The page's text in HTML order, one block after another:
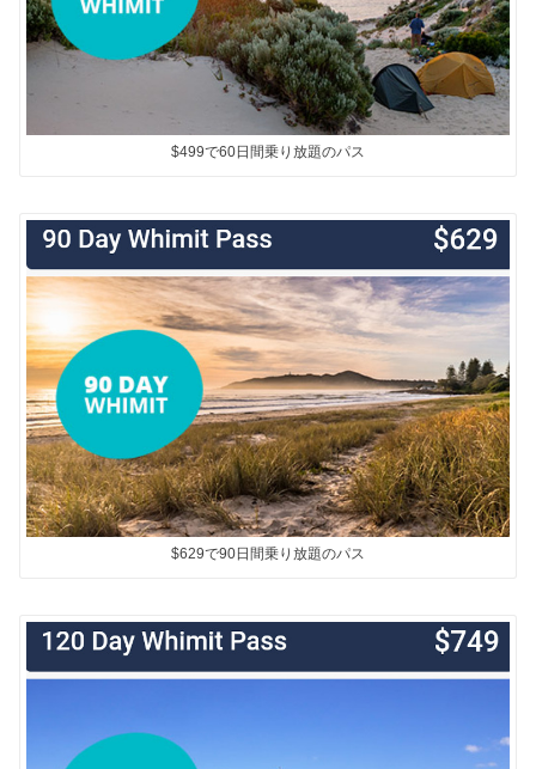
$499で60日間乗り放題のパス
$629で90日間乗り放題のパス